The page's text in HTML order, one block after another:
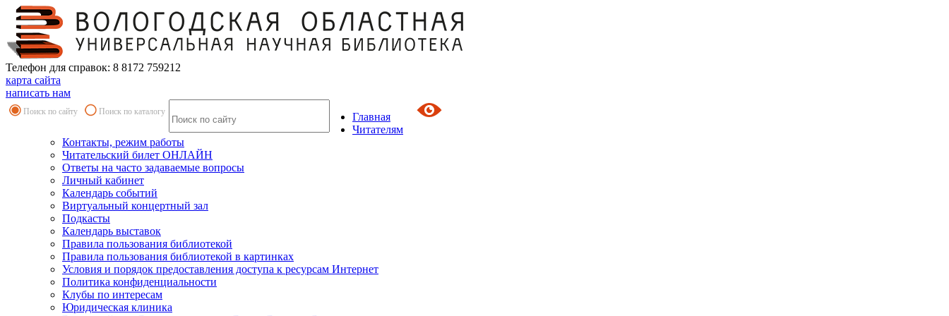
Телефон для справок: 8 8172 759212
карта сайта
написать нам
Поиск по сайту Поиск по каталогу
Главная
Читателям
Контакты, режим работы
Читательский билет ОНЛАЙН
Ответы на часто задаваемые вопросы
Личный кабинет
Календарь событий
Виртуальный концертный зал
Подкасты
Календарь выставок
Правила пользования библиотекой
Правила пользования библиотекой в картинках
Условия и порядок предоставления доступа к ресурсам Интернет
Политика конфиденциальности
Клубы по интересам
Юридическая клиника